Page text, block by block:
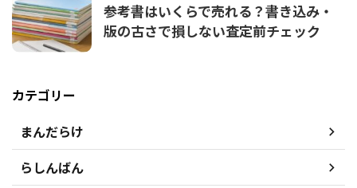
参考書はいくらで売れる？書き込み・
版の古さで損しない査定前チェック
カテゴリー
まんだらけ
らしんばん